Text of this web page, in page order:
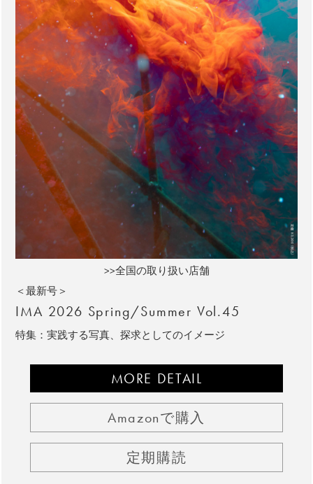
>>全国の取り扱い店舗
＜最新号＞
IMA 2026 Spring/Summer Vol.45
特集：実践する写真、探求としてのイメージ
MORE DETAIL
Amazonで購入
定期購読